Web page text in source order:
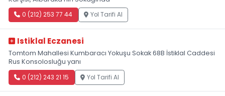
0 (212) 253 77 44 Yol Tarifi Al
Istiklal Eczanesi
Tomtom Mahallesi Kumbaracı Yokuşu Sokak 68B İstiklal Caddesi
Rus Konsolosluğu yanı
0 (212) 243 21 15 Yol Tarifi Al